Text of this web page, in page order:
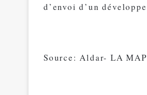
d’envoi d’un
Source: Aldar- LA MAP